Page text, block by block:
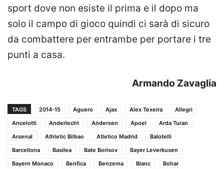
sport dove non esiste il prima e il dopo ma
solo il campo di gioco quindi ci sarà di sicuro
da combattere per entrambe per portare i tre
punti a casa.
Armando Zavaglia
TAGS 2014-15 Aguero Ajax Alex Texeira
Allegri
Ancelotti
Anderlecht Andersen Apoel
Arda Turan
Arsenal
Athletic Bilbao Atletico Madrid
Balotelli
Barcellona
Basilea Bate Borisov
Bayer Leverkusen
Bayern Monaco
Benfica Benzema Blanc
Bohar